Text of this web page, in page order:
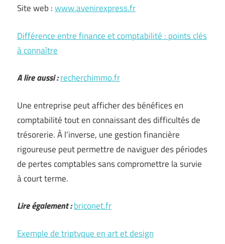
Site web :www.avenirexpress.fr
Différence entre finance et comptabilité : points clés
à connaître
A lire aussi :recherchimmo.fr
Une entreprise peut afficher des bénéfices en
comptabilité tout en connaissant des difficultés de
trésorerie. À l’inverse, une gestion financière
rigoureuse peut permettre de naviguer des périodes
de pertes comptables sans compromettre la survie
à court terme.
Lire également :briconet.fr
Exemple de triptyque en art et design